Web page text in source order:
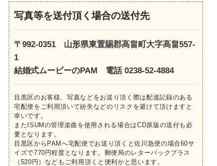
写真等を送付頂く場合の送付先
〒992-0351 山形県東置賜郡高畠町大字高畠557-
1
結婚式ムービーのPAM 電話 0238-52-4884
目黒区のお客様、写真などをお送り頂く際は配達記録のある
宅配便をご利用頂いて紛失などのリスクを避けて頂けますと
幸いです。
またISUMの管理楽曲を使用される場合はCD原版の送付も必
要となります。
目黒区からPAMへ宅配便でお送り頂くと佐川急便の場合60サ
イズで770円程度となります。郵便局のレターパックプラス
（520円）などもご利用頂くと便利かと思います。